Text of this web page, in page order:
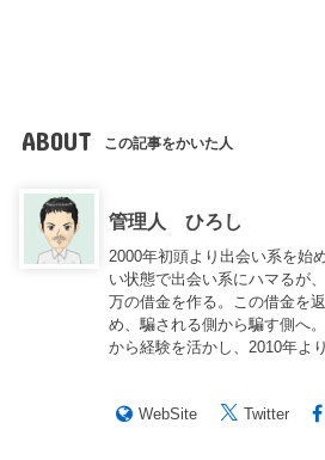
ABOUT この記事をかいた人
管理人 ひろし
2000年初頭より出会い系を始
い状態で出会い系にハマるが
万の借金を作る。この借金を
め、騙される側から騙す側へ
から経験を活かし、2010年よ
WebSite Twitter